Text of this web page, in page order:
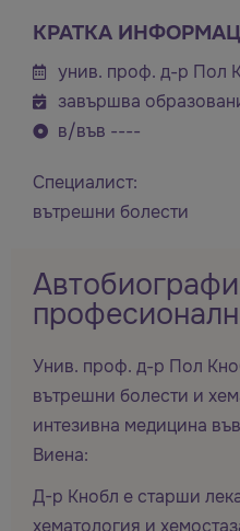
КРАТКА
унив. проф. д-р Пол
завършва
в/във ----
Специалист:
вътрешни болести
Унив. проф. д-р Пол
вътрешни болести и
интезивна медицина
Виена:
Д-р Кнобл е старши
хематология и